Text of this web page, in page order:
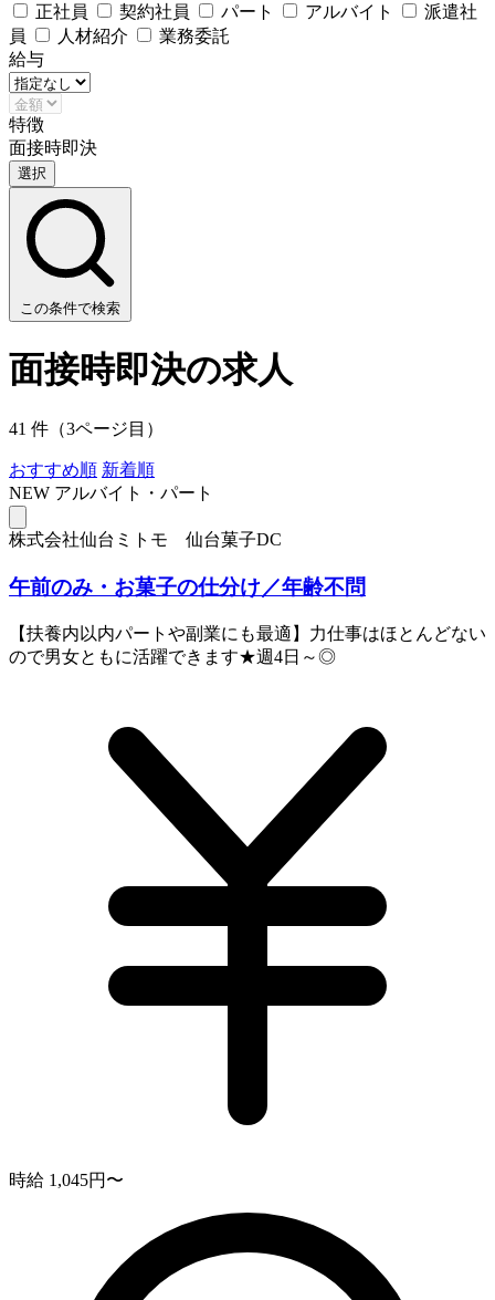
正社員
契約社員 パート アルバイト
派遣社
員
人材紹介
業務委託
給与
特徴
面接時即決
選択
この条件で検索
面接時即決の求人
41 件（3ページ目）
おすすめ順 新着順
NEW アルバイト・パート
株式会社仙台ミトモ 仙台菓子DC
午前のみ・お菓子の仕分け／年齢不問
【扶養内以内パートや副業にも最適】力仕事はほとんどない
ので男女ともに活躍できます★週4日～◎
時給 1,045円〜